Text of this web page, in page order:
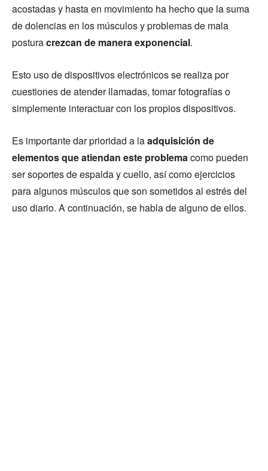
acostadas y hasta en movimiento ha hecho que la suma
de dolencias en los músculos y problemas de mala
posturacrezcan de manera exponencial.
Esto uso de dispositivos electrónicos se realiza por
cuestiones de atender llamadas, tomar fotografías o
simplemente interactuar con los propios dispositivos.
Es importante dar prioridad a laadquisición de
elementos que atiendan este problemacomo pueden
ser soportes de espalda y cuello, así como ejercicios
para algunos músculos que son sometidos al estrés del
uso diario. A continuación, se habla de alguno de ellos.